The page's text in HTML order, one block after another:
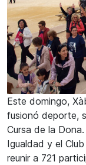
Este domingo,
fusionó deporte,
Cursa de la
Igualdad y el
reunir a 721